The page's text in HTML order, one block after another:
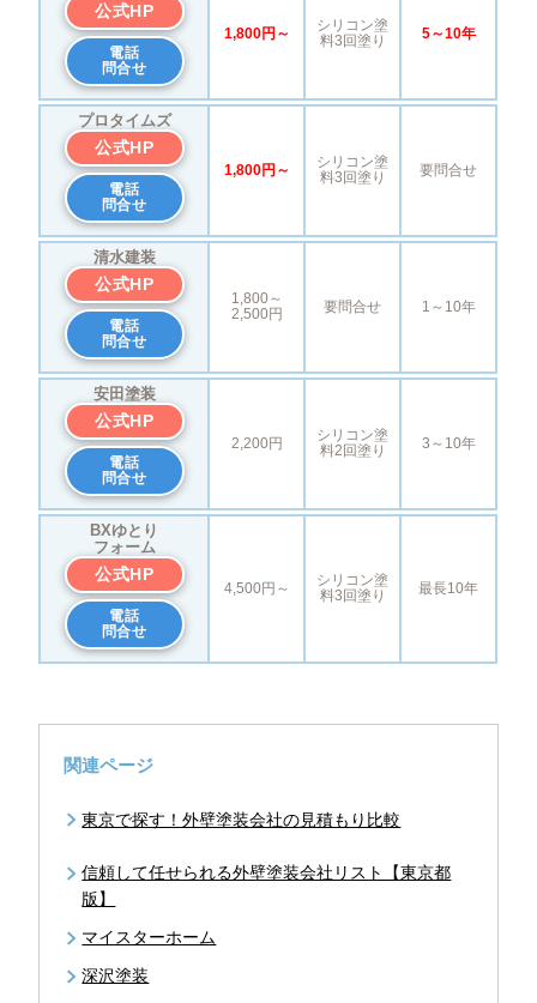
公式HP
電話
問合せ
1,800円～
シリコン塗
料3回塗り
5～10年
プロタイムズ
公式HP
電話
問合せ
1,800円～
シリコン塗
料3回塗り
要問合せ
清水建装
公式HP
電話
問合せ
1,800～
2,500円
要問合せ 1～10年
安田塗装
公式HP
電話
問合せ
2,200円
シリコン塗
料2回塗り
3～10年
BXゆとり
フォーム
公式HP
電話
問合せ
4,500円～
シリコン塗
料3回塗り
最長10年
関連ページ
東京で探す！外壁塗装会社の見積もり比較
信頼して任せられる外壁塗装会社リスト【東京都
版】
マイスターホーム
深沢塗装